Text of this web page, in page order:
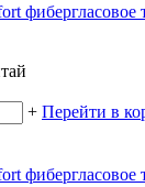
фибергласовое
+ Перейти в
фибергласовое